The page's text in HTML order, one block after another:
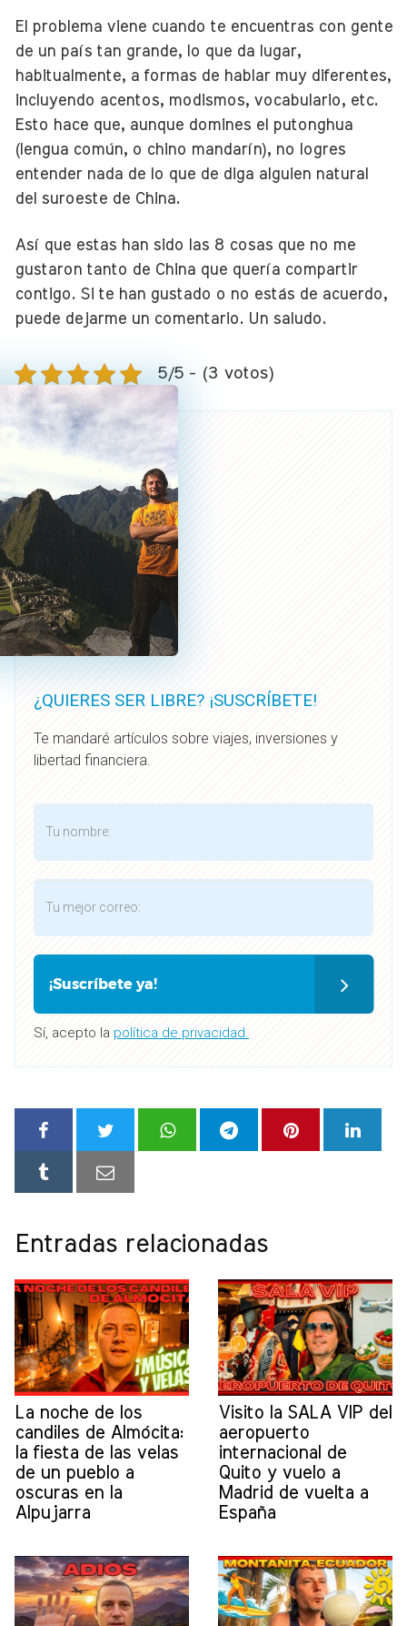
El problema viene cuando te encuentras con gente
de un país tan grande, lo que da lugar,
habitualmente, a formas de hablar muy diferentes,
incluyendo acentos, modismos, vocabulario, etc.
Esto hace que, aunque domines el putonghua
(lengua común, o chino mandarín), no logres
entender nada de lo que de diga alguien natural
del suroeste de China.
Así que estas han sido las 8 cosas que no me
gustaron tanto de China que quería compartir
contigo. Si te han gustado o no estás de acuerdo,
puede dejarme un comentario. Un saludo.
5/5 - (3 votos)
¿QUIERES SER LIBRE? ¡SUSCRÍBETE!
Te mandaré artículos sobre viajes, inversiones y
libertad financiera.
¡Suscríbete ya!
Sí, acepto la política de privacidad.
Entradas relacionadas
La noche de los
candiles de Almócita:
la fiesta de las velas
de un pueblo a
oscuras en la
Alpujarra
Visito la SALA VIP del
aeropuerto
internacional de
Quito y vuelo a
Madrid de vuelta a
España